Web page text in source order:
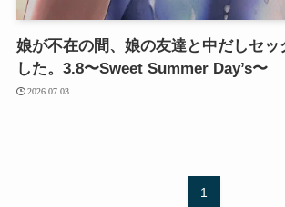
娘が不在の間、娘の友達と中だしセッ
した。3.8〜Sweet Summer Day’s〜
2026.07.03
1